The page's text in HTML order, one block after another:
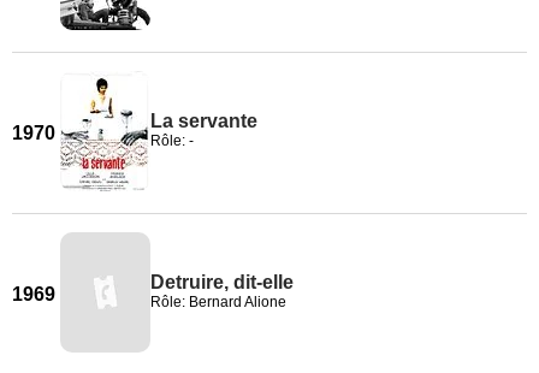
1970
La servante
Rôle: -
1969
Detruire, dit-elle
Rôle: Bernard Alione